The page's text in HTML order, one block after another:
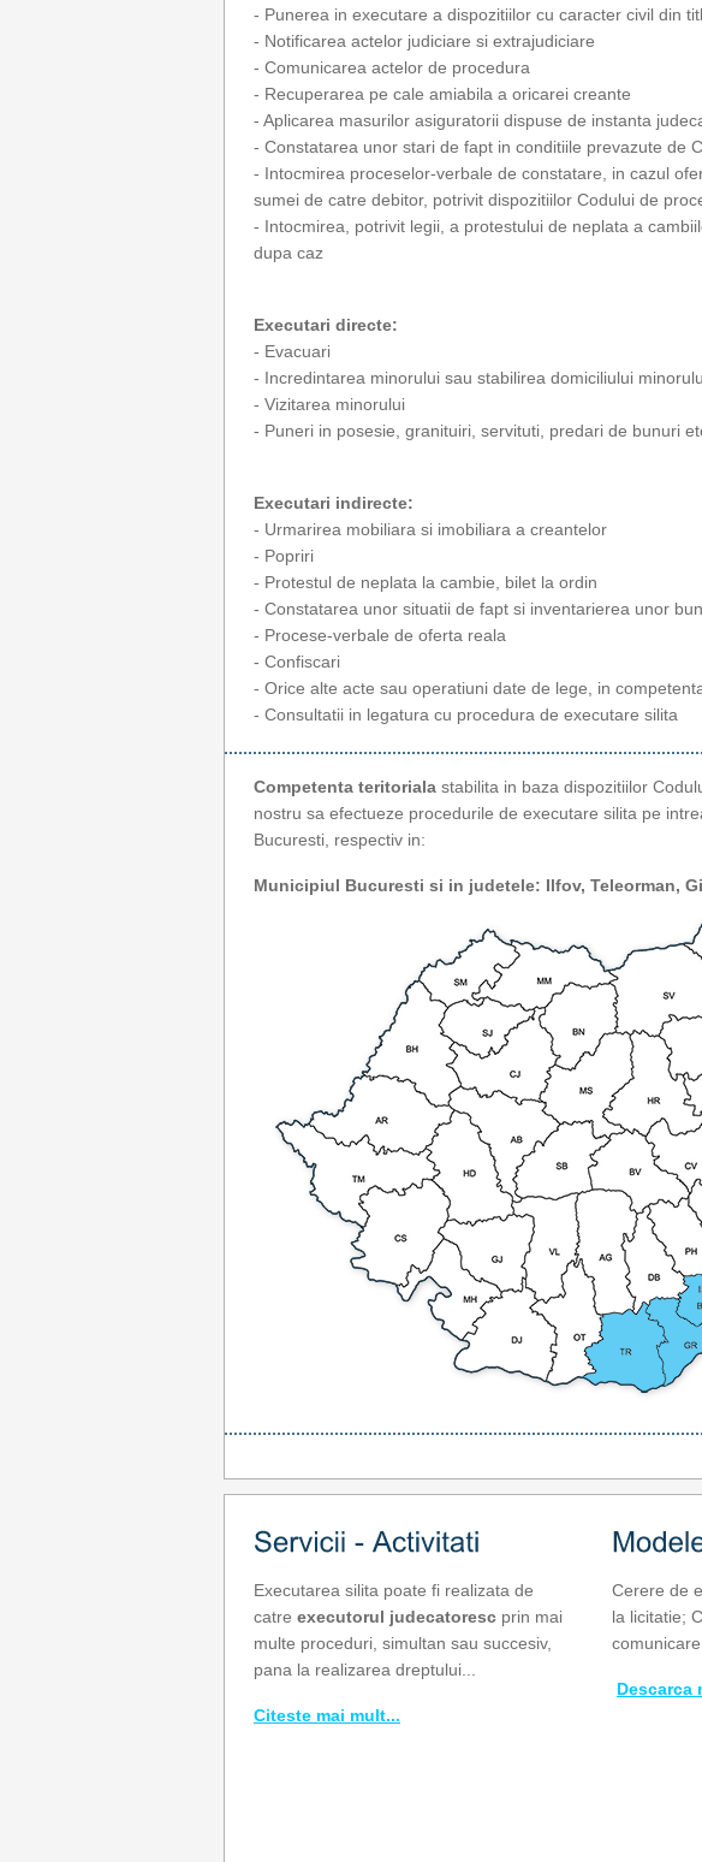
- Punerea in executare a dispozitiilor cu caracter civil din
- Notificarea actelor judiciare si extrajudiciare
- Comunicarea actelor de procedura
- Recuperarea pe cale amiabila a oricarei creante
- Aplicarea masurilor asiguratorii dispuse de instanta
- Constatarea unor stari de fapt in conditiile prevazute de
- Intocmirea proceselor-verbale de constatare, in cazul
sumei de catre debitor, potrivit dispozitiilor Codului de
- Intocmirea, potrivit legii, a protestului de neplata a
dupa caz
Executari directe:
- Evacuari
- Incredintarea minorului sau stabilirea domiciliului
- Vizitarea minorului
- Puneri in posesie, granituiri, servituti, predari de bunuri
Executari indirecte:
- Urmarirea mobiliara si imobiliara a creantelor
- Popriri
- Protestul de neplata la cambie, bilet la ordin
- Constatarea unor situatii de fapt si inventarierea unor
- Procese-verbale de oferta reala
- Confiscari
- Orice alte acte sau operatiuni date de lege, in
- Consultatii in legatura cu procedura de executare silita
Competenta teritoriala stabilita in baza dispozitiilor
nostru sa efectueze procedurile de executare silita pe
Bucuresti, respectiv in:
Municipiul Bucuresti si in judetele: Ilfov, Teleorman,
Executarea silita poate fi realizata de
catre executorul judecatoresc prin mai
multe proceduri, simultan sau succesiv,
pana la realizarea dreptului...
Citeste mai mult...
Cerere de
la licitatie;
Descarca